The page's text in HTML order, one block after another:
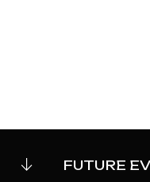
FUTURE